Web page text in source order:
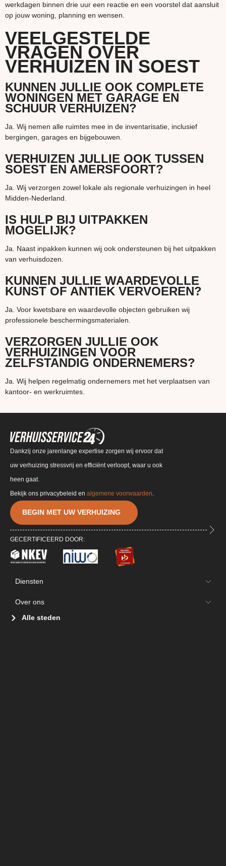
werkdagen binnen drie uur een reactie en een voorstel dat aansluit
op jouw woning, planning en wensen.
VEELGESTELDE
VRAGEN OVER
VERHUIZEN IN SOEST
KUNNEN JULLIE OOK COMPLETE
WONINGEN MET GARAGE EN
SCHUUR VERHUIZEN?
Ja. Wij nemen alle ruimtes mee in de inventarisatie, inclusief
bergingen, garages en bijgebouwen.
VERHUIZEN JULLIE OOK TUSSEN
SOEST EN AMERSFOORT?
Ja. Wij verzorgen zowel lokale als regionale verhuizingen in heel
Midden-Nederland.
IS HULP BIJ UITPAKKEN
MOGELIJK?
Ja. Naast inpakken kunnen wij ook ondersteunen bij het uitpakken
van verhuisdozen.
KUNNEN JULLIE WAARDEVOLLE
KUNST OF ANTIEK VERVOEREN?
Ja. Voor kwetsbare en waardevolle objecten gebruiken wij
professionele beschermingsmaterialen.
VERZORGEN JULLIE OOK
VERHUIZINGEN VOOR
ZELFSTANDIG ONDERNEMERS?
Ja. Wij helpen regelmatig ondernemers met het verplaatsen van
kantoor- en werkruimtes.
Dankzij onze jarenlange expertise zorgen wij ervoor dat
uw verhuizing stressvrij en efficiënt verloopt, waar u ook
heen gaat.
BEGIN MET UW VERHUIZING
GECERTIFICEERD DOOR:
Diensten
Over ons
Alle steden
Bekijk ons privacybeleid en algemene voorwaarden.